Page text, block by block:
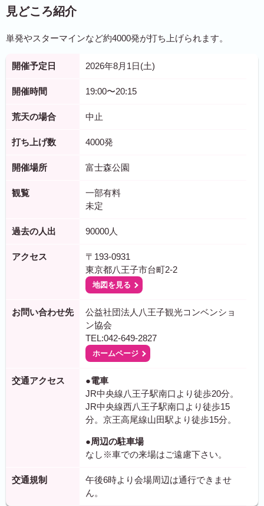
見どころ紹介
単発やスターマインなど約4000発が打ち上げられます。
開催予定日 2026年8月1日(土)
開催時間 19:00〜20:15
荒天の場合 中止
打ち上げ数 4000発
開催場所 富士森公園
観覧
一部有料
未定
過去の人出 90000人
アクセス
〒193-0931
東京都八王子市台町2-2
地図を見る
お問い合わせ先
公益社団法人八王子観光コンベンショ
ン協会
TEL:042-649-2827
ホームページ
交通アクセス
●電車
JR中央線八王子駅南口より徒歩20分。
JR中央線西八王子駅南口より徒歩15
分。京王高尾線山田駅より徒歩15分。
●周辺の駐車場
なし※車での来場はご遠慮下さい。
交通規制
午後6時より会場周辺は通行できませ
ん。